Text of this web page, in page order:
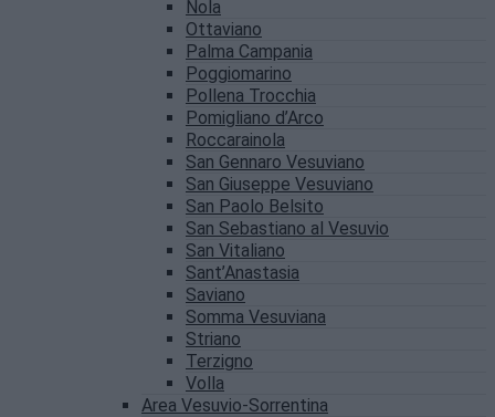
Nola
Ottaviano
Palma Campania
Poggiomarino
Pollena Trocchia
Pomigliano d’Arco
Roccarainola
San Gennaro Vesuviano
San Giuseppe Vesuviano
San Paolo Belsito
San Sebastiano al Vesuvio
San Vitaliano
Sant’Anastasia
Saviano
Somma Vesuviana
Striano
Terzigno
Volla
Area Vesuvio-Sorrentina